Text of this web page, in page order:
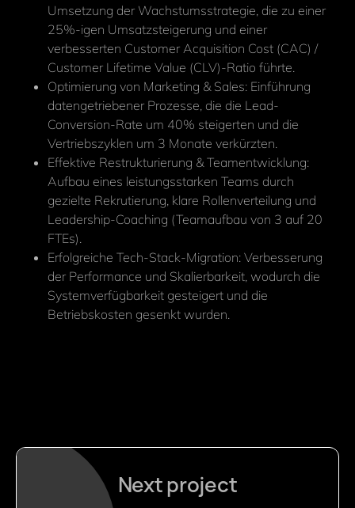
Umsetzung der Wachstumsstrategie, die zu einer
25%-igen Umsatzsteigerung und einer
verbesserten Customer Acquisition Cost (CAC) /
Customer Lifetime Value (CLV)-Ratio führte.
Optimierung von Marketing & Sales: Einführung
datengetriebener Prozesse, die die Lead-
Conversion-Rate um 40% steigerten und die
Vertriebszyklen um 3 Monate verkürzten.
Effektive Restrukturierung & Teamentwicklung:
Aufbau eines leistungsstarken Teams durch
gezielte Rekrutierung, klare Rollenverteilung und
Leadership-Coaching (Teamaufbau von 3 auf 20
FTEs).
Erfolgreiche Tech-Stack-Migration: Verbesserung
der Performance und Skalierbarkeit, wodurch die
Systemverfügbarkeit gesteigert und die
Betriebskosten gesenkt wurden.
Next project